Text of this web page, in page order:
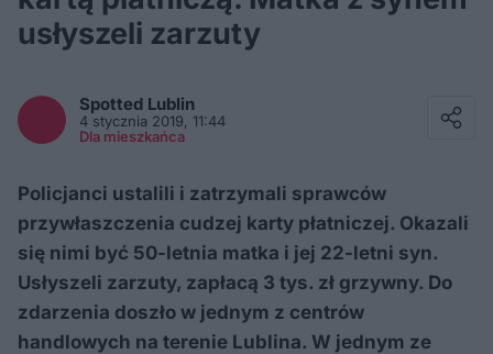
usłyszeli zarzuty
Spotted Lublin
4 stycznia 2019, 11:44
Dla mieszkańca
Policjanci ustalili i zatrzymali sprawców
przywłaszczenia cudzej karty płatniczej. Okazali
się nimi być 50-letnia matka i jej 22-letni syn.
Usłyszeli zarzuty, zapłacą 3 tys. zł grzywny. Do
zdarzenia doszło w jednym z centrów
handlowych na terenie Lublina. W jednym ze